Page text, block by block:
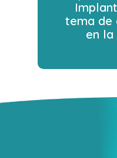
tema de
en la